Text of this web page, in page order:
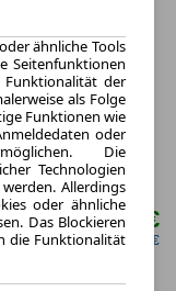
150kW
ab mtl.535,00 €
netto mtl. 449,58 €
ähnliche Tools
Seitenfunktionen
der
als Folge
Funktionen wie
oder
Die
Technologien
Allerdings
oder ähnliche
Das Blockieren
die Funktionalität